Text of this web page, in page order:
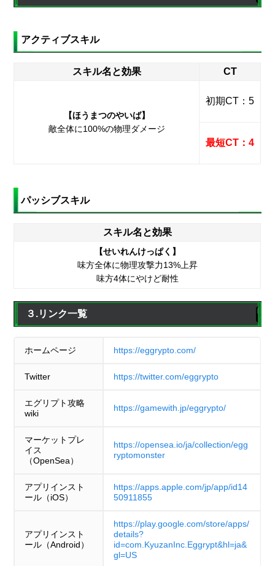
アクティブスキル
スキル名と効果 CT
【ほうまつのやいば】
敵全体に100%の物理ダメージ
初期CT：5
最短CT：4
パッシブスキル
スキル名と効果
【せいれんけっぱく】
味方全体に物理攻撃力13%上昇
味方4体にやけど耐性
３.リンク一覧
ホームページ https://eggrypto.com/
Twitter https://twitter.com/eggrypto
エグリプト攻略
wiki
https://gamewith.jp/eggrypto/
マーケットプレ
イス
（OpenSea）
https://opensea.io/ja/collection/egg
ryptomonster
アプリインスト
ール（iOS）
https://apps.apple.com/jp/app/id14
50911855
アプリインスト
ール（Android）
https://play.google.com/store/apps/
details?
id=com.KyuzanInc.Eggrypt&hl=ja&
gl=US